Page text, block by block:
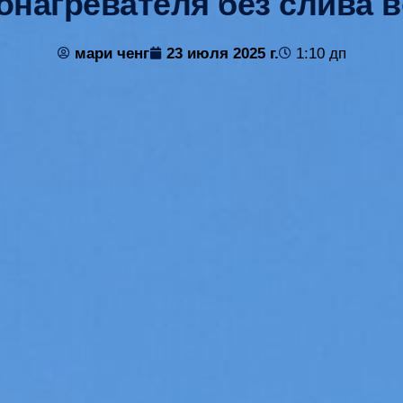
мари ченг 23 июля 2025 г. 1:10 дп